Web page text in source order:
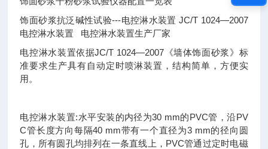
饰面砂浆抗泛碱性试验---电控淋水装置 JC/T 1024—2007
电控淋水装置
电控淋水装置生产厂家
电控淋水装置依据JC/T 1024—2007 《墙体饰面砂浆》标
准要求生产具有自动定时喷淋装置，结构简单，方便实
用。
电控淋水装置:水平安装的内径为30 mm的PVC管，沿PV
C管长度方向每隔40 mm带有一个直径为3 mm的径向圆
孔，所有圆孔均排列在一条直线上， PVC管通过定时电磁